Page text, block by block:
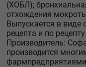
(ХОБЛ);
отхождения
Выпускается в виде
рецепта и по
Производитель:
производится